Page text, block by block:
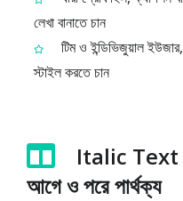
লেখা বানাতে চান
টিম ও ইন্ডিভিজুয়াল
স্টাইল করতে চান
Italic Text
আগে ও পরে পার্থক্য